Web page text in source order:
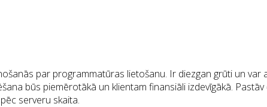
par programmatūras lietošanu. Ir diezgan grūti un
būs piemērotākā un klientam finansiāli izdevīgākā.
serveru skaita.